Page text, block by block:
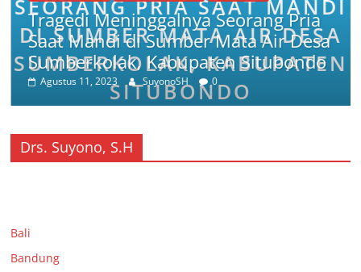
Tragedi Meninggalnya Seorang Pria
Saat Mandi di Sumber Mata Air Desa
Sumberkolak, Kabupaten Situbondo
Agustus 11, 2023 SuyonoSH 0
Drs. Suyono, S.H
Bali
Bandung